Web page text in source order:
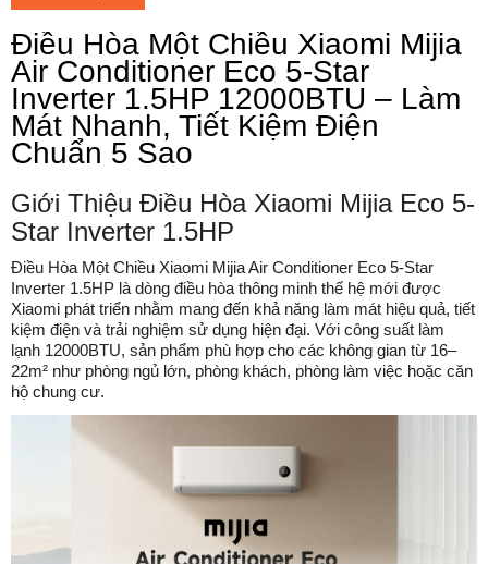
Điều Hòa Một Chiều Xiaomi Mijia
Air Conditioner Eco 5-Star
Inverter 1.5HP 12000BTU – Làm
Mát Nhanh, Tiết Kiệm Điện
Chuẩn 5 Sao
Giới Thiệu Điều Hòa Xiaomi Mijia Eco 5-
Star Inverter 1.5HP
Điều Hòa Một Chiều Xiaomi Mijia Air Conditioner Eco 5-Star
Inverter 1.5HP là dòng điều hòa thông minh thế hệ mới được
Xiaomi phát triển nhằm mang đến khả năng làm mát hiệu quả, tiết
kiệm điện và trải nghiệm sử dụng hiện đại. Với công suất làm
lạnh 12000BTU, sản phẩm phù hợp cho các không gian từ 16–
22m² như phòng ngủ lớn, phòng khách, phòng làm việc hoặc căn
hộ chung cư.